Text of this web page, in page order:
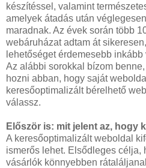
készítéssel, valamint
amelyek átadás után
maradnak. Az évek során több
webáruházat adtam át
lehetőséget érdemesebb inkább
Az alábbi sorokkal bízom
hozni abban, hogy saját
keresőoptimalizált bérelhető
válassz.
Először is: mit jelent az, hogy
A keresőoptimalizált weboldal
ismerős lehet. Elsődleges célja,
vásárlók könnyebben